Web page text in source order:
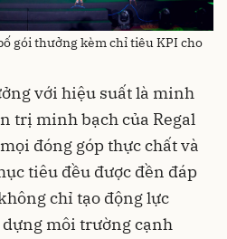
gói thưởng kèm chỉ tiêu KPI cho
với hiệu suất là minh
trị minh bạch của Regal
đóng góp thực chất và
tiêu đều được đền đáp
chỉ tạo động lực
môi trường cạnh